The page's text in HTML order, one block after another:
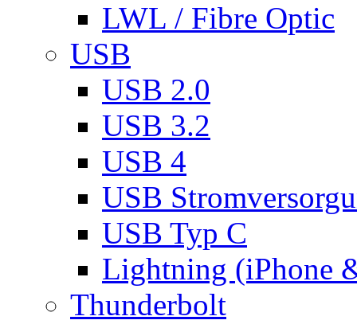
LWL / Fibre Optic
USB
USB 2.0
USB 3.2
USB 4
USB
USB Typ C
Lightning (iPhone
Thunderbolt